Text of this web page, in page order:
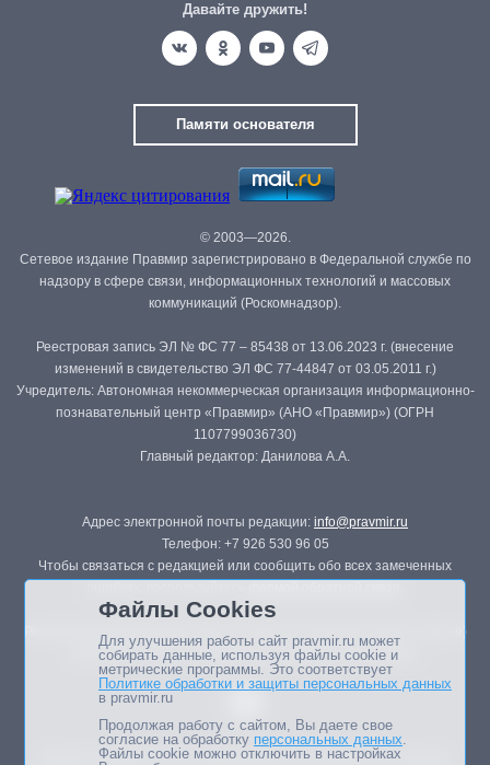
Давайте дружить!
Памяти основателя
© 2003—2026.
Сетевое издание Правмир зарегистрировано в Федеральной службе по
надзору в сфере связи, информационных технологий и массовых
коммуникаций (Роскомнадзор).
Реестровая запись ЭЛ № ФС 77 – 85438 от 13.06.2023 г. (внесение
изменений в свидетельство ЭЛ ФС 77-44847 от 03.05.2011 г.)
Учредитель: Автономная некоммерческая организация информационно-
познавательный центр «Правмир» (АНО «Правмир») (ОГРН
1107799036730)
Главный редактор: Данилова А.А.
Адрес электронной почты редакции: info@pravmir.ru
Телефон: +7 926 530 96 05
Чтобы связаться с редакцией или сообщить обо всех замеченных
Републикация материалов сайта в печатных изданиях (книгах, прессе)
возможна только с письменного разрешения редакции.
Мнение авторов статей портала может не совпадать с позицией
Файлы Cookies
Для улучшения работы сайт pravmir.ru может
собирать данные, используя файлы cookie и
метрические программы. Это соответствует
Политике обработки и защиты персональных данных
в pravmir.ru
Продолжая работу с сайтом, Вы даете свое
согласие на обработку персональных данных.
Файлы cookie можно отключить в настройках